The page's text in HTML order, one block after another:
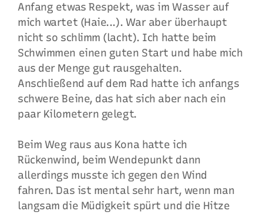
Anfang etwas Respekt, was im Wasser auf
mich wartet (Haie...). War aber überhaupt
nicht so schlimm (lacht). Ich hatte beim
Schwimmen einen guten Start und habe mich
aus der Menge gut rausgehalten.
Anschließend auf dem Rad hatte ich anfangs
schwere Beine, das hat sich aber nach ein
paar Kilometern gelegt.
Beim Weg raus aus Kona hatte ich
Rückenwind, beim Wendepunkt dann
allerdings musste ich gegen den Wind
fahren. Das ist mental sehr hart, wenn man
langsam die Müdigkeit spürt und die Hitze